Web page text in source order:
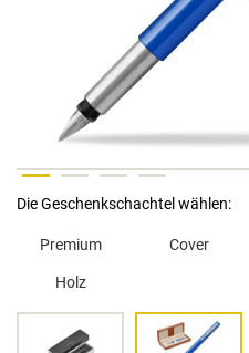
Die Geschenkschachtel wählen:
Premium Cover
Holz